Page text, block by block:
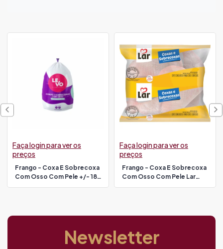
Frango - Coxa E Sobrecoxa
Com Osso Com Pele +/- 18
Faça login para ver os
preços
Frango - Coxa E Sobrecoxa
Com Osso Com Pele Lar
Faça login para ver os
preços
Newsletter